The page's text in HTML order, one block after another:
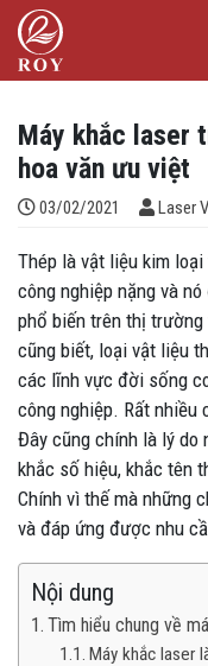
Chuyển đến nội dung
Laser Việt Đức
Máy khắc laser
hoa văn ưu việt
03/02/2021 Đăng
Laser
Thép là vật liệu kim
công nghiệp nặng và
phổ biến trên thị
cũng biết, loại vật liệu
các lĩnh vực đời sống
công nghiệp. Rất
Đây cũng chính là lý do
khắc số hiệu, khắc tên
Chính vì thế mà những
và đáp ứng được nhu
Nội dung
Tìm hiểu chung về
Máy khắc laser